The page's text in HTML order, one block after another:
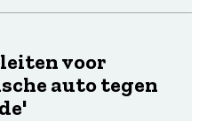
voor
auto tegen